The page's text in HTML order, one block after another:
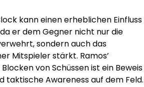
kann einen erheblichen Einfluss
er dem Gegner nicht nur die
sondern auch das
Mitspieler stärkt. Ramos’
von Schüssen ist ein Beweis
taktische Awareness auf dem Feld.